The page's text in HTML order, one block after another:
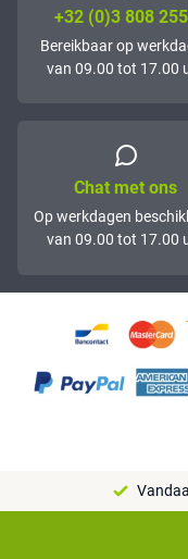
+32 (0)3 808
Bereikbaar op
van 09.00 tot 17.00
Chat met ons
Op werkdagen
van 09.00 tot 17.00